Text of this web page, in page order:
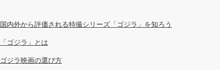
国内外から評価される特撮シリーズ「ゴジラ」を知ろう
「ゴジラ」とは
ゴジラ映画の選び方